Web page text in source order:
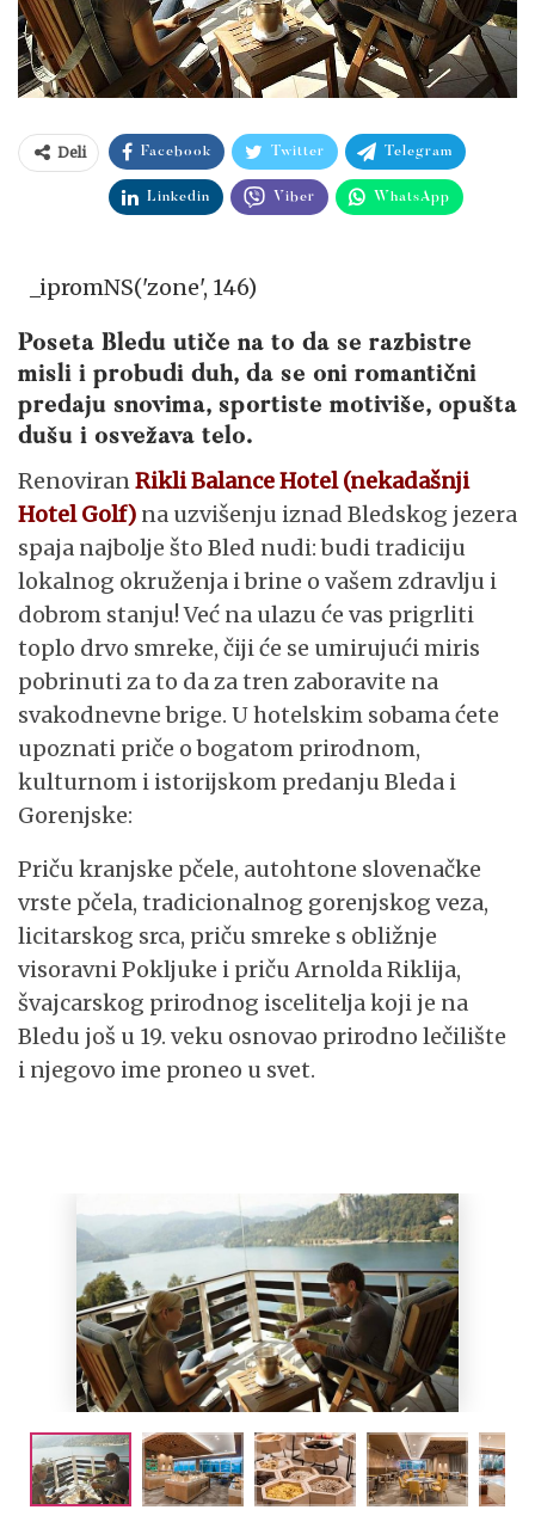
Deli Facebook Twitter Telegram
Linkedin Viber WhatsApp
_ipromNS('zone', 146)
Poseta Bledu utiče na to da se razbistre
misli i probudi duh, da se oni romantični
predaju snovima, sportiste motiviše, opušta
dušu i osvežava telo.
RenoviranRikli Balance Hotel (nekadašnji
Hotel Golf) na uzvišenju iznad Bledskog jezera
spaja najbolje što Bled nudi: budi tradiciju
lokalnog okruženja i brine o vašem zdravlju i
dobrom stanju! Već na ulazu će vas prigrliti
toplo drvo smreke, čiji će se umirujući miris
pobrinuti za to da za tren zaboravite na
svakodnevne brige. U hotelskim sobama ćete
upoznati priče o bogatom prirodnom,
kulturnom i istorijskom predanju Bleda i
Gorenjske:
Priču kranjske pčele, autohtone slovenačke
vrste pčela, tradicionalnog gorenjskog veza,
licitarskog srca, priču smreke s obližnje
visoravni Pokljuke i priču Arnolda Riklija,
švajcarskog prirodnog iscelitelja koji je na
Bledu još u 19. veku osnovao prirodno lečilište
i njegovo ime proneo u svet.